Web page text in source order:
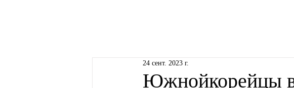
Южнойкорейцы
24 сент. 2023 г.